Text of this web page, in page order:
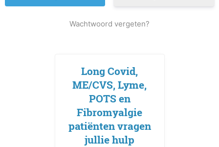
Wachtwoord vergeten?
Long Covid,
ME/CVS, Lyme,
POTS en
Fibromyalgie
patiënten vragen
jullie hulp